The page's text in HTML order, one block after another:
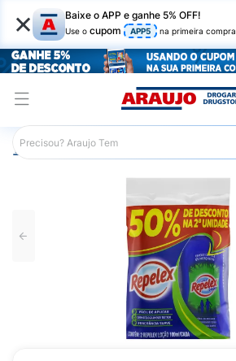
× Baixe o APP e ganhe 5% OFF!
Use o cupom APP5 na primeira compra
Araujo Beleza e Cuidados